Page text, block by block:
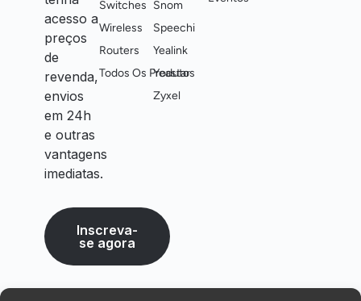
acesso a
preços
de
revenda,
envios
em 24h
e outras
vantagens
imediatas.
Inscreva-
se agora
Switches
Wireless
Routers
Todos Os Produtos
Snom
Speechi
Yealink
Yeastar
Zyxel